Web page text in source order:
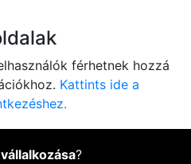
férhetnek hozzá
Kattints ide a
?